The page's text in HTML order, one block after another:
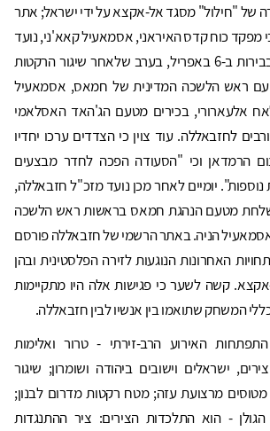
של "חילול" מסגד אל-אקצא על ידי ישראל; אתר
מפקד כוח קדס האיראני, אסמאעיל קאא'ני, נועד
בשגרירות האיראנית בבירות ב-6 באפריל, בערב שלאחר שיגור הרקטות
עם ראש הלשכה המדינית של חמאס, אסמאעיל
אלעארורי, בכירים מטעם הג'האד האסלאמי
לחזבאללה. עוד צוין כי הצדדים ערכו יחדיו
הרמדאן וכי "הסעודה הפכה לחדר מבצעים
יומיים לאחר מכן נועד מזכ"ל חזבאללה,
מטעם הנהגת חמאס בראשות ראש הלשכה
הניה. באתר הרשמי של חזבאללה פורסם
האחרונות הנוגעות לזירה הפלסטינית ובהן
קשה לשער כי פגישות אלה היו מתקיימות
המשחק שתואמו בין אנשיו לבין חזבאללה.
האירוע הרב-זירתי - טרור ואלימות
ישראלים וישובים ביהודה ושומרון; שיגור
מטוסים מרצועת עזה; מטח רקטות מדרום לבנון;
- הוא התלכדות הצירים: ציר ההתנגדות